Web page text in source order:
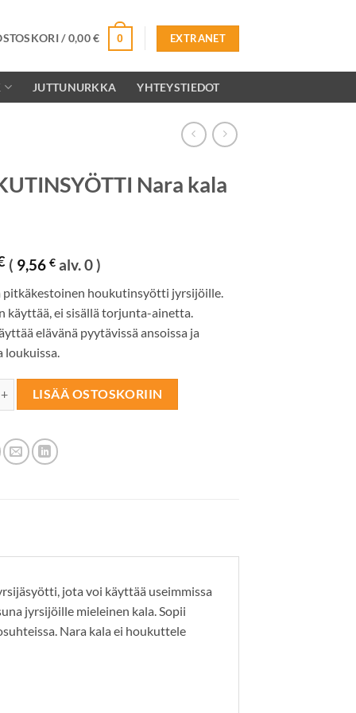
/0,00€ 0 EXTRANET
JUTTUNURKKA YHTEYSTIEDOT
Nara kala
( 9,56€ alv. 0 )
pitkäkestoinen houkutinsyötti jyrsijöille.
käyttää, ei sisällä torjunta-ainetta.
elävänä pyytävissä ansoissa ja
loukuissa.
Nara kala 5kpl määrä
LISÄÄ OSTOSKORIIN
jota voi käyttää useimmissa
jyrsijöille mieleinen kala. Sopii
Nara kala ei houkuttele